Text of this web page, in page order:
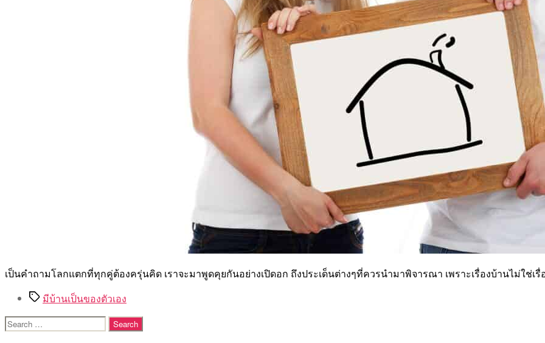
เป็นคำถามโลกแตกที่ทุกคู่ต้องครุ่นคิด เราจะมาพูดคุยกันอย่างเปิดอก ถึงประเด็นต่างๆที่ควรนำมาพิจารณา เพราะเรื่องบ้านไม่ใช่เรื่
Tagsมีบ้านเป็นของตัวเอง
Search